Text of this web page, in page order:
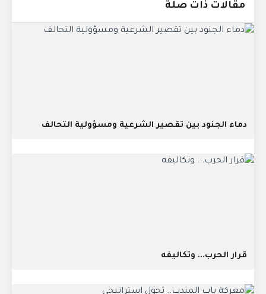
مقالات ذات صلة
دماء الجنود بين تقصير الشرعية ومسؤولية التحالف
قرار الحرب... وتكاليفه